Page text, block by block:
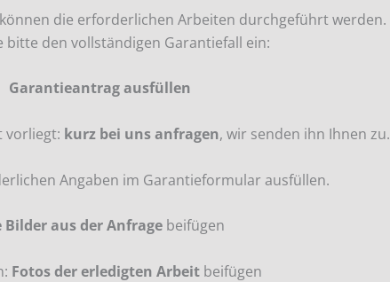
die erforderlichen Arbeiten durchgeführt werden.
bitte den vollständigen Garantiefall ein:
Garantieantrag ausfüllen
vorliegt: kurz bei uns anfragen, wir senden ihn Ihnen zu.
Angaben im Garantieformular ausfüllen.
Bilder aus der Anfragebeifügen
Fotos der erledigten Arbeit beifügen